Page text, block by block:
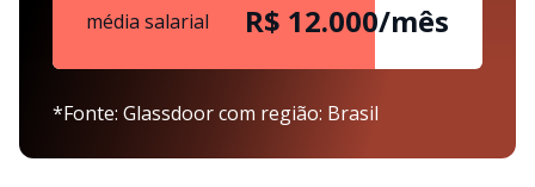
média salarial R$ 12.000/mês
*Fonte: Glassdoor com região: Brasil